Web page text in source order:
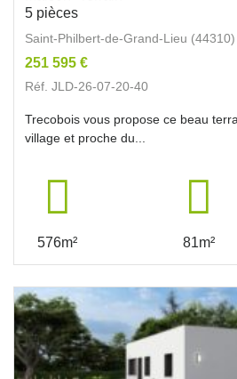
5 pièces
Saint-Philbert-de-Grand-Lieu (44310)
251 595 €
Réf. JLD-26-07-20-40
Trecobois vous propose ce beau
village et proche du...
576m² 81m²